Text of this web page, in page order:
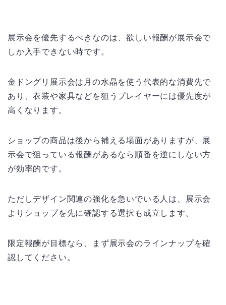
展示会を優先するべきなのは、欲しい報酬が展示会で
しか入手できない時です。
金ドングリ展示会は月の水晶を使う代表的な消費先で
あり、衣装や家具などを狙うプレイヤーには優先度が
高くなります。
ショップの商品は後から補える場面がありますが、展
示会で狙っている報酬があるなら順番を逆にしない方
が効率的です。
ただしデザイン関連の強化を急いでいる人は、展示会
よりショップを先に確認する選択も成立します。
限定報酬が目標なら、まず展示会のラインナップを確
認してください。